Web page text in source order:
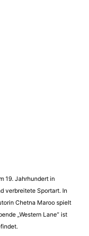
19. Jahrhundert in
verbreitete Sportart. In
Chetna Maroo spielt
„Western Lane“ ist